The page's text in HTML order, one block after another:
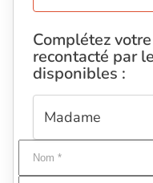
Complétez
recontacté par
disponibles :